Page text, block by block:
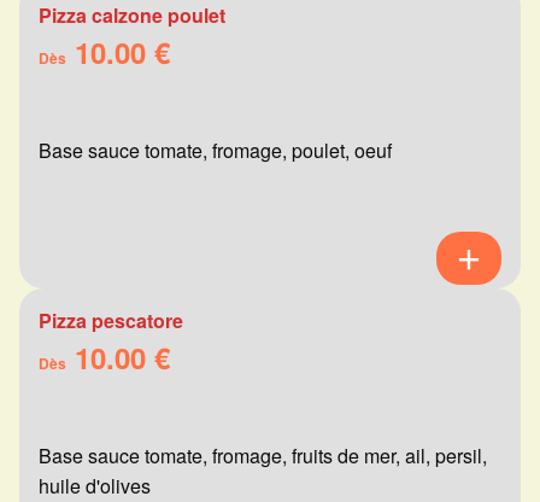
Pizza calzone poulet
Dès 10.00 €
Base sauce tomate, fromage, poulet, oeuf
Pizza pescatore
Dès 10.00 €
Base sauce tomate, fromage, fruits de mer, ail, persil,
huile d'olives